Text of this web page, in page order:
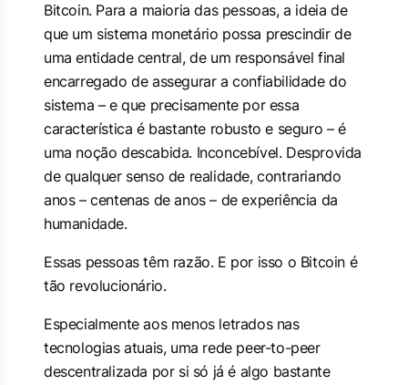
Bitcoin. Para a maioria das pessoas, a ideia de
que um sistema monetário possa prescindir de
uma entidade central, de um responsável final
encarregado de assegurar a confiabilidade do
sistema – e que precisamente por essa
característica é bastante robusto e seguro – é
uma noção descabida. Inconcebível. Desprovida
de qualquer senso de realidade, contrariando
anos – centenas de anos – de experiência da
humanidade.
Essas pessoas têm razão. E por isso o Bitcoin é
tão revolucionário.
Especialmente aos menos letrados nas
tecnologias atuais, uma rede peer-to-peer
descentralizada por si só já é algo bastante